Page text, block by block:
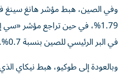
وفي الصين، هبط مؤشر هانغ سينغ
في البر الرئيسي للصين بنسبة 0.7%.
وبالعودة إلى طوكيو، هبط نيكاي